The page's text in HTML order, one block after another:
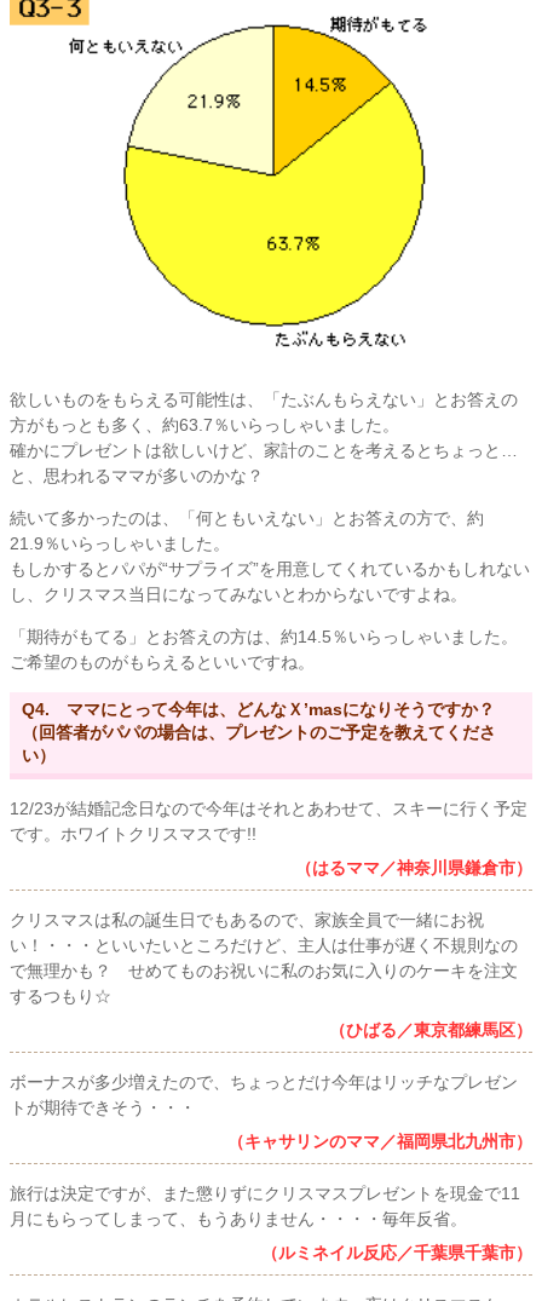
欲しいものをもらえる可能性は、「たぶんもらえない」とお答えの
方がもっとも多く、約63.7％いらっしゃいました。
確かにプレゼントは欲しいけど、家計のことを考えるとちょっと…
と、思われるママが多いのかな？
続いて多かったのは、「何ともいえない」とお答えの方で、約
21.9％いらっしゃいました。
もしかするとパパが“サプライズ”を用意してくれているかもしれない
し、クリスマス当日になってみないとわからないですよね。
「期待がもてる」とお答えの方は、約14.5％いらっしゃいました。
ご希望のものがもらえるといいですね。
Q4. ママにとって今年は、どんなＸ’masになりそうですか？
（回答者がパパの場合は、プレゼントのご予定を教えてくださ
い）
12/23が結婚記念日なので今年はそれとあわせて、スキーに行く予定
です。ホワイトクリスマスです!!
（はるママ／神奈川県鎌倉市）
クリスマスは私の誕生日でもあるので、家族全員で一緒にお祝
い！・・・といいたいところだけど、主人は仕事が遅く不規則なの
で無理かも？ せめてものお祝いに私のお気に入りのケーキを注文
するつもり☆
（ひばる／東京都練馬区）
ボーナスが多少増えたので、ちょっとだけ今年はリッチなプレゼン
トが期待できそう・・・
（キャサリンのママ／福岡県北九州市）
旅行は決定ですが、また懲りずにクリスマスプレゼントを現金で11
月にもらってしまって、もうありません・・・・毎年反省。
（ルミネイル反応／千葉県千葉市）